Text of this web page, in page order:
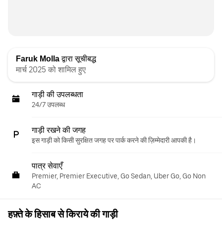
Faruk Mollaद्वारा सूचीबद्ध
मार्च 2025 को शामिल हुए
गाड़ी की उपलब्धता
24/7 उपलब्ध
गाड़ी रखने की जगह
इस गाड़ी को किसी सुरक्षित जगह पर पार्क करने की ज़िम्मेदारी आपकी है।
पात्र सेवाएँ
Premier, Premier Executive, Go Sedan, Uber Go, Go Non
AC
हफ़्ते के हिसाब से किराये की गाड़ी